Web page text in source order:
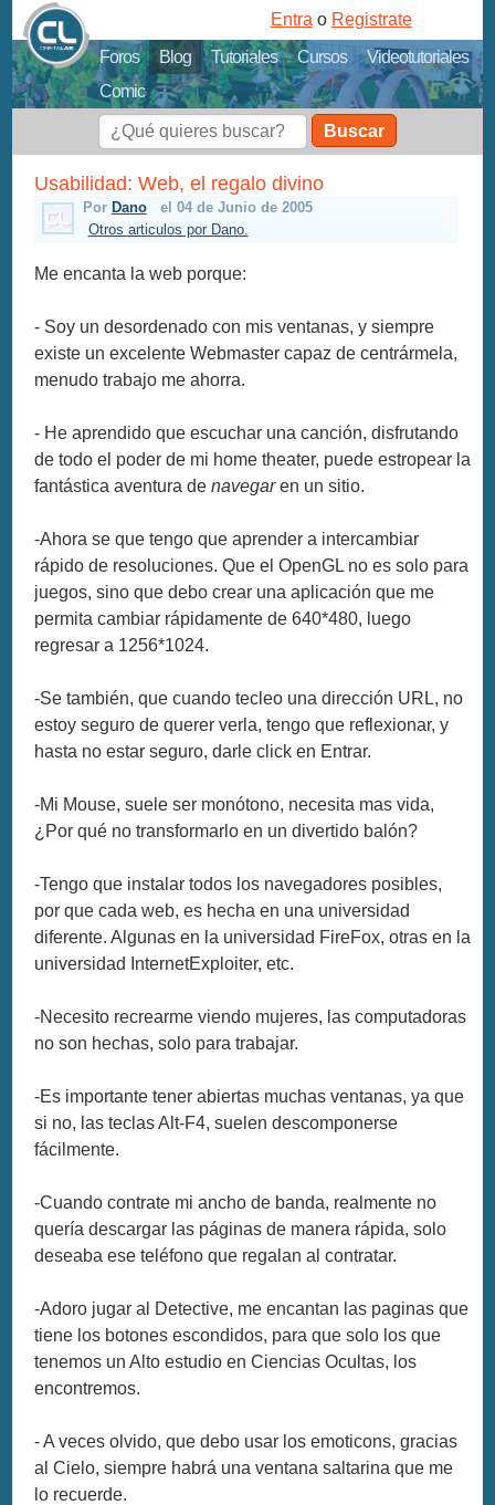
Foros Blog Tutoriales Cursos
Videotutoriales
Comic
Entra o Registrate
Buscar
Usabilidad: Web, el regalo divino
Por Dano
el 04 de Junio de 2005
Otros articulos por Dano.
Me encanta la web porque:
- Soy un desordenado con mis ventanas, y siempre
existe un excelente Webmaster capaz de centrármela,
menudo trabajo me ahorra.
- He aprendido que escuchar una canción, disfrutando
de todo el poder de mi home theater, puede estropear la
fantástica aventura denavegaren un sitio.
-Ahora se que tengo que aprender a intercambiar
rápido de resoluciones. Que el OpenGL no es solo para
juegos, sino que debo crear una aplicación que me
permita cambiar rápidamente de 640*480, luego
regresar a 1256*1024.
-Se también, que cuando tecleo una dirección URL, no
estoy seguro de querer verla, tengo que reflexionar, y
hasta no estar seguro, darle click en Entrar.
-Mi Mouse, suele ser monótono, necesita mas vida,
¿Por qué no transformarlo en un divertido balón?
-Tengo que instalar todos los navegadores posibles,
por que cada web, es hecha en una universidad
diferente. Algunas en la universidad FireFox, otras en la
universidad InternetExploiter, etc.
-Necesito recrearme viendo mujeres, las computadoras
no son hechas, solo para trabajar.
-Es importante tener abiertas muchas ventanas, ya que
si no, las teclas Alt-F4, suelen descomponerse
fácilmente.
-Cuando contrate mi ancho de banda, realmente no
quería descargar las páginas de manera rápida, solo
deseaba ese teléfono que regalan al contratar.
-Adoro jugar al Detective, me encantan las paginas que
tiene los botones escondidos, para que solo los que
tenemos un Alto estudio en Ciencias Ocultas, los
encontremos.
- A veces olvido, que debo usar los emoticons, gracias
al Cielo, siempre habrá una ventana saltarina que me
lo recuerde.